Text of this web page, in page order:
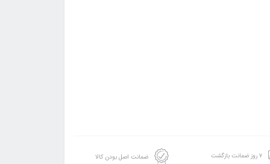
۷ روز ضمانت بازگشت ضمانت اصل بودن کالا